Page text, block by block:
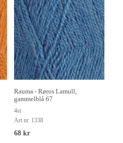
Rauma - Røros Lamull,
gammelblå 67
4st
Art nr. 1338
68 kr